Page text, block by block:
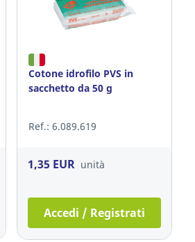
Cotone idrofilo PVS in
sacchetto da 50 g
Ref.: 6.089.619
1,35 EUR unità
Accedi / Registrati